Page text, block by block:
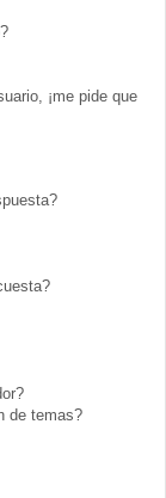
¡me pide que
de temas?